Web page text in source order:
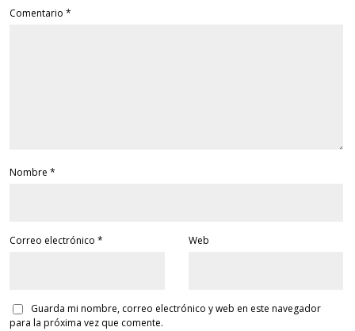
Comentario *
Nombre *
Correo electrónico * Web
Guarda mi nombre, correo electrónico y web en este navegador
para la próxima vez que comente.